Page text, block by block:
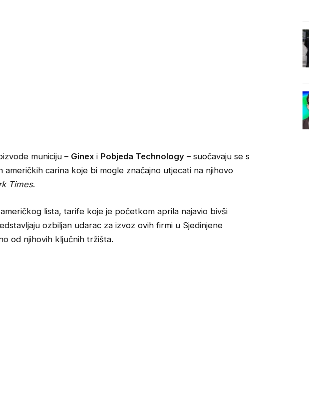
municiju – Ginex i Pobjeda Technology – suočavaju se s
američkih carina koje bi mogle značajno utjecati na njihovo
Times.
lista, tarife koje je početkom aprila najavio bivši
ozbiljan udarac za izvoz ovih firmi u Sjedinjene
od njihovih ključnih tržišta.